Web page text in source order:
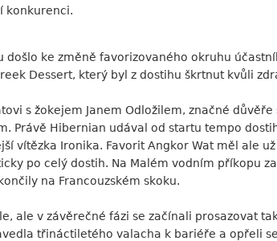
konkurenci.
ke změně favorizovaného okruhu
Dessert, který byl z dostihu škrtnut kvůli
s žokejem Janem Odložilem, značné
Právě Hibernian udával od startu tempo
vítězka Ironika. Favorit Angkor Wat měl ale
po celý dostih. Na Malém vodním příkopu
na Francouzském skoku.
ale v závěrečné fázi se začínali prosazovat
třináctiletého valacha k bariéře a opřeli